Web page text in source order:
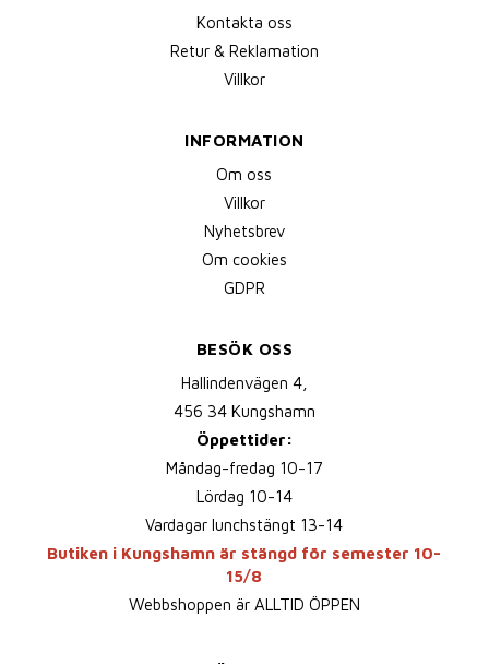
Kontakta oss
Retur & Reklamation
Villkor
INFORMATION
Om oss
Villkor
Nyhetsbrev
Om cookies
GDPR
BESÖK OSS
Hallindenvägen 4,
456 34 Kungshamn
Öppettider:
Måndag-fredag 10-17
Lördag 10-14
Vardagar lunchstängt 13-14
Butiken i Kungshamn är stängd för semester 10-
15/8
Webbshoppen är ALLTID ÖPPEN